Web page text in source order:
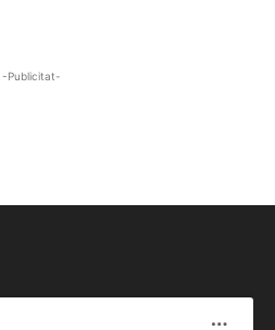
-Publicitat-